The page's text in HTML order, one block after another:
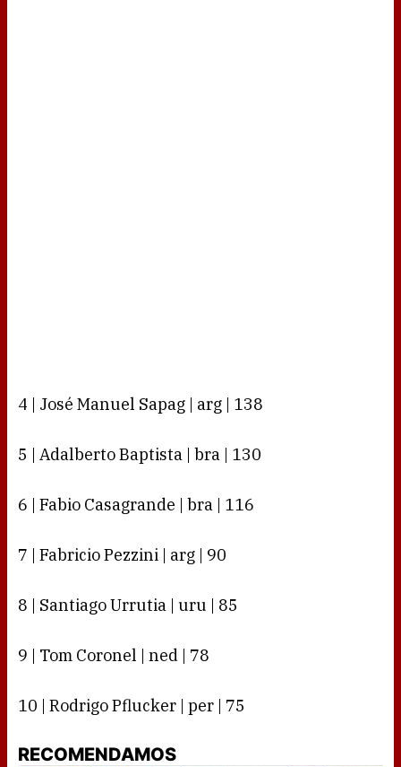
4 | José Manuel Sapag | arg | 138
5 | Adalberto Baptista | bra | 130
6 | Fabio Casagrande | bra | 116
7 | Fabricio Pezzini | arg | 90
8 | Santiago Urrutia | uru | 85
9 | Tom Coronel | ned | 78
10 | Rodrigo Pflucker | per | 75
RECOMENDAMOS